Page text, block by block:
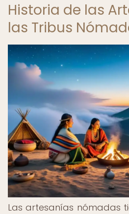
Historia de las
las Tribus
Las artesanías nómadas